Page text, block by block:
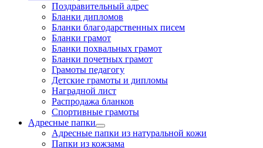
Поздравительный адрес
Бланки дипломов
Бланки благодарственных писем
Бланки грамот
Бланки похвальных грамот
Бланки почетных грамот
Грамоты педагогу
Детские грамоты и дипломы
Наградной лист
Распродажа бланков
Спортивные грамоты
Адресные папки
Адресные папки из натуральной кожи
Папки из кожзама